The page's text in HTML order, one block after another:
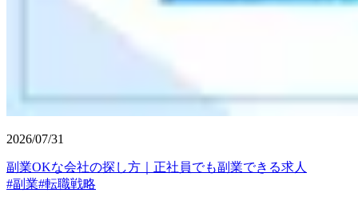
2026/07/31
副業OKな会社の探し方｜正社員でも副業できる求人
#副業#転職戦略